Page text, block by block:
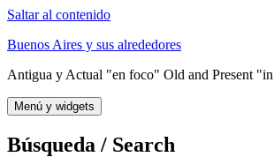
Saltar al contenido
Buenos Aires y sus alrededores
Antigua y Actual "en foco" Old and Present
Menú y widgets
Búsqueda / Search